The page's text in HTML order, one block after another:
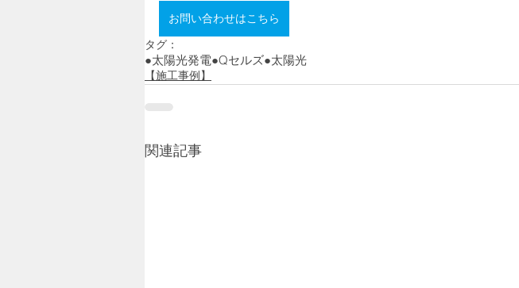
お問い合わせはこちら
タグ：
●太陽光発電●Qセルズ●太陽光
【施工事例】
関連記事